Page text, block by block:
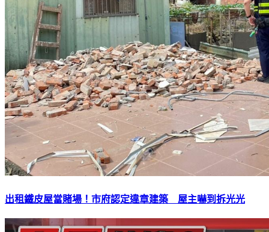
出租鐵皮屋當賭場！市府認定違章建築 屋主嚇到拆光光